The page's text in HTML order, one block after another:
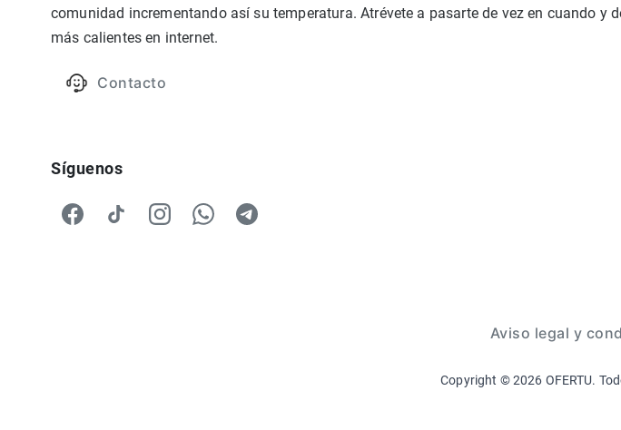
comunidad incrementando así su temperatura. Atrévete a pasarte de vez en cuando y
más calientes en internet.
Contacto
Síguenos
Aviso legal y
Copyright ©2026 OFERTU.